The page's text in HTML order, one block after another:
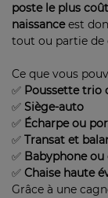
poste le plus
naissanceest
tout ou partie de
Ce que vous
✅ Poussette trio
✅ Siège-auto
✅ Écharpe ou
✅ Transat et
✅ Babyphone
✅ Chaise haute
Grâce à une